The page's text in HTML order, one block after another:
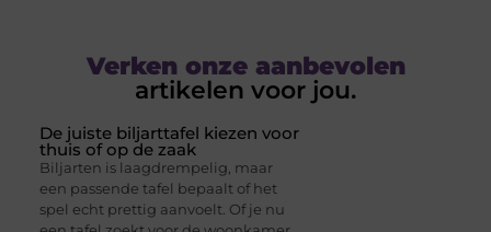
Verken onze aanbevolen
artikelen voor jou.
De juiste biljarttafel kiezen voor
thuis of op de zaak
Biljarten is laagdrempelig, maar
een passende tafel bepaalt of het
spel echt prettig aanvoelt. Of je nu